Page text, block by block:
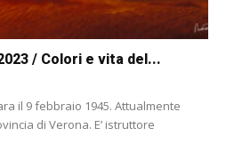
/ Colori e vita del...
il 9 febbraio 1945. Attualmente
di Verona. E’ istruttore